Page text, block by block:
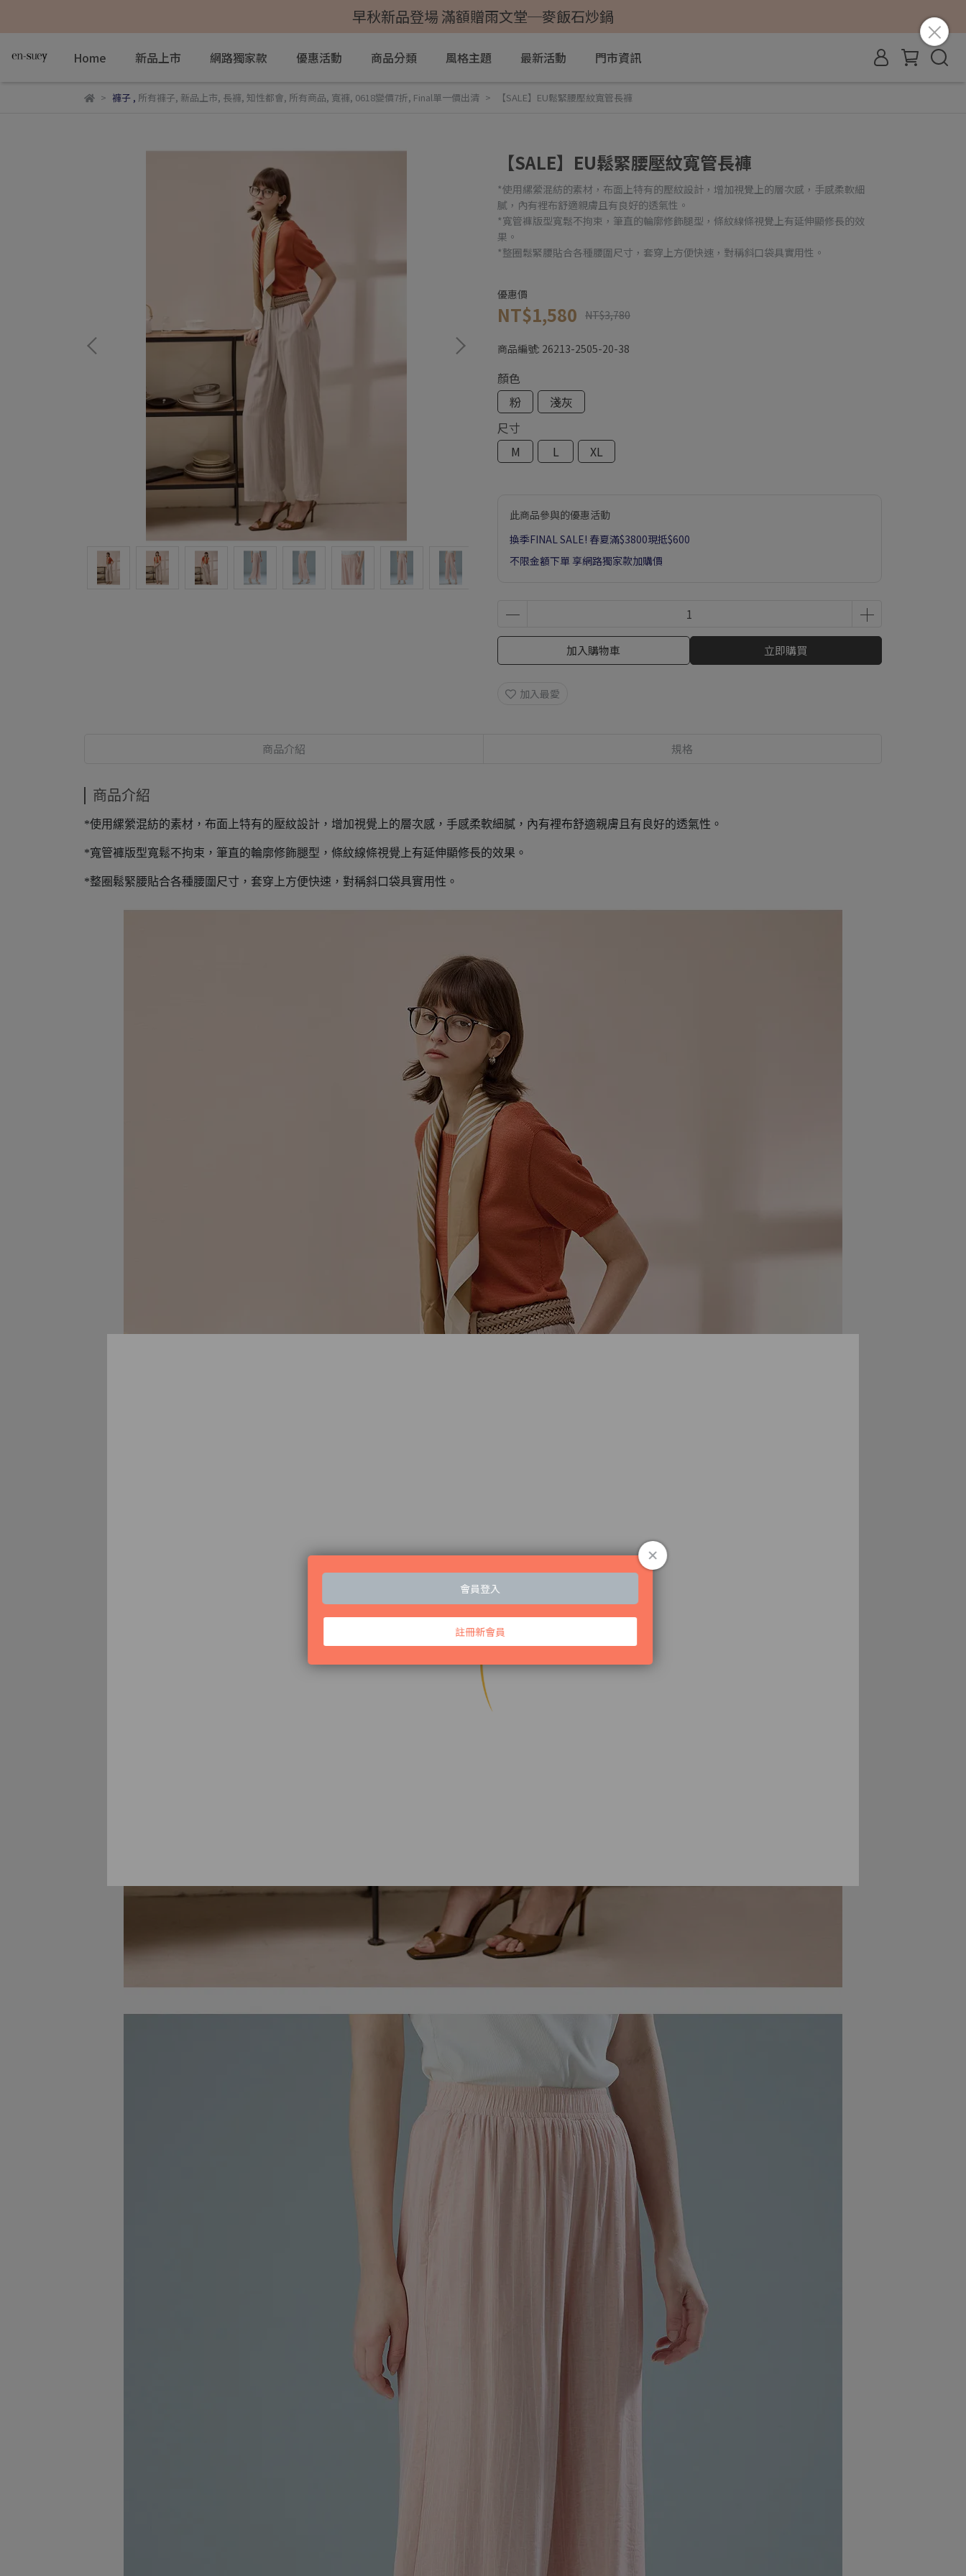
早秋新品登場 滿額贈雨文堂─麥飯石炒鍋
Home 新品上市 網路獨家款 優惠活動 商品分類 風格主題 最新活動 門市資訊
褲子, 所有褲子, 新品上市, 長褲, 知性都會, 所有商品, 寬褲, 0618變價7折, Final單一價出清 【SALE】EU鬆緊腰壓紋寬管長褲
【SALE】EU鬆緊腰壓紋寬管長褲
*使用縲縈混紡的素材，布面上特有的壓紋設計，增加視覺上的層次感，手感柔軟細
膩，內有裡布舒適親膚且有良好的透氣性。
*寬管褲版型寬鬆不拘束，筆直的輪廓修飾腿型，條紋線條視覺上有延伸顯修長的效
果。
*整圈鬆緊腰貼合各種腰圍尺寸，套穿上方便快速，對稱斜口袋具實用性。
優惠價
NT$1,580 NT$3,780
商品編號: 26213-2505-20-38
顏色
粉
淺灰
尺寸
M
L XL
此商品參與的優惠活動
換季FINAL SALE! 春夏滿$3800現抵$600
不限金額下單 享網路獨家款加購價
加入購物車 立即購買
加入最愛
商品介紹 規格
商品介紹
*使用縲縈混紡的素材，布面上特有的壓紋設計，增加視覺上的層次感，手感柔軟細膩，內有裡布舒適親膚且有良好的透氣性。
*寬管褲版型寬鬆不拘束，筆直的輪廓修飾腿型，條紋線條視覺上有延伸顯修長的效果。
*整圈鬆緊腰貼合各種腰圍尺寸，套穿上方便快速，對稱斜口袋具實用性。